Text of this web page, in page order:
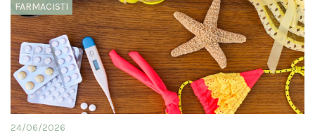
FARMACISTI
24/06/2026